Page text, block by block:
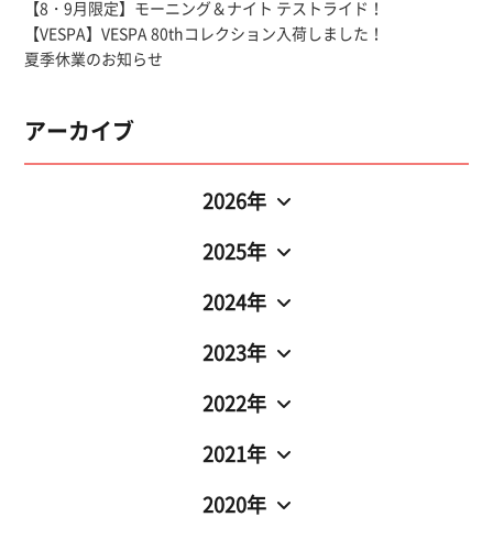
【8・9月限定】モーニング＆ナイト テストライド！
【VESPA】VESPA 80thコレクション入荷しました！
夏季休業のお知らせ
アーカイブ
2026年
2025年
2024年
2023年
2022年
2021年
2020年